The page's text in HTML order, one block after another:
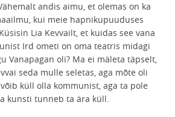
andis aimu, et olemas on ka
kui meie hapnikupuuduses
Lia Kevvailt, et kuidas see vana
Ird ometi on oma teatris midagi
Vanapagan oli? Ma ei mäleta täpselt,
seda mulle seletas, aga mõte oli
küll olla kommunist, aga ta pole
kunsti tunneb ta ära küll.